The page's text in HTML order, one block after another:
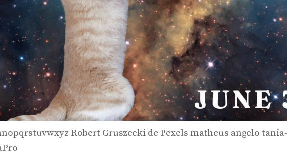
Robert Gruszecki de Pexels matheus angelo tania-